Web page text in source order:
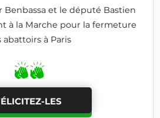
Benbassa et le député Bastien
à la Marche pour la fermeture
abattoirs à Paris
LES